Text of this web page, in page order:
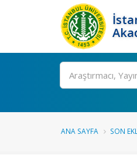
Ara
ANA SAYFA SON